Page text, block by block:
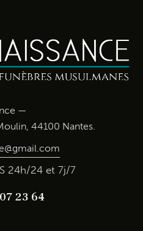
—
44100 Nantes.
24h/24 et 7j/7
23 64